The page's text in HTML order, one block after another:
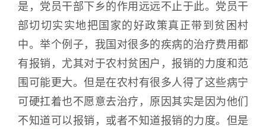
是，党员干部下乡的作用远远不止于此。党员干
部切切实实地把国家的好政策真正带到贫困村
中。举个例子，我国对很多的疾病的治疗费用都
有报销，尤其对于农村贫困户，报销的力度和范
围可能更大。但是在农村有很多人得了这些病宁
可硬扛着也不愿意去治疗，原因其实是因为他们
不知道可以报销，或者不知道报销的力度。但是